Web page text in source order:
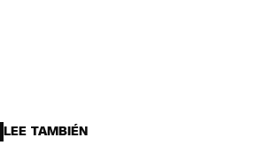
LEE TAMBIÉN